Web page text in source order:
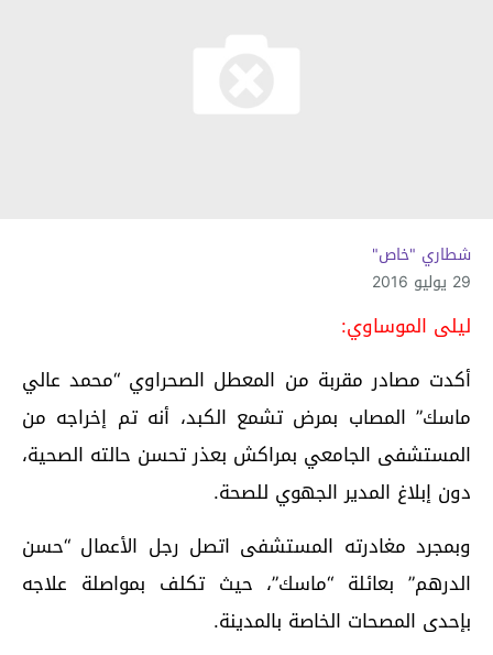
شطاري "خاص"
29 يوليو 2016
ليلى الموساوي:
أكدت مصادر مقربة من المعطل الصحراوي “محمد عالي
ماسك” المصاب بمرض تشمع الكبد، أنه تم إخراجه من
المستشفى الجامعي بمراكش بعذر تحسن حالته الصحية،
دون إبلاغ المدير الجهوي للصحة.
وبمجرد مغادرته المستشفى اتصل رجل الأعمال “حسن
الدرهم” بعائلة “ماسك”، حيث تكلف بمواصلة علاجه
بإحدى المصحات الخاصة بالمدينة.